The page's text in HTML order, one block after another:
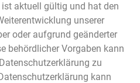
aktuell gültig und hat den
unserer
oder aufgrund geänderter
behördlicher Vorgaben kann
zu
kann